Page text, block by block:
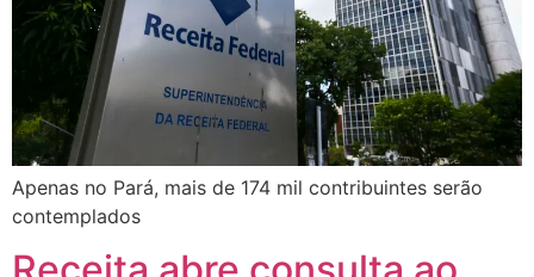
Apenas no Pará, mais de 174 mil contribuintes serão
contemplados